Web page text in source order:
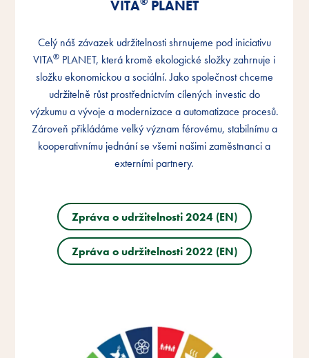
VITA PLANET
Celý náš závazek udržitelnosti shrnujeme pod iniciativu
VITA® PLANET, která kromě ekologické složky zahrnuje i
složku ekonomickou a sociální. Jako společnost chceme
udržitelně růst prostřednictvím cílených investic do
výzkumu a vývoje a modernizace a automatizace procesů.
Zároveň přikládáme velký význam férovému, stabilnímu a
kooperativnímu jednání se všemi našimi zaměstnanci a
externími partnery.
Zpráva o udržitelnosti 2024 (EN)
Zpráva o udržitelnosti 2022 (EN)
VITA PLANET
Celý náš závazek udržitelnosti shrnujeme pod iniciativu
VITA® PLANET, která kromě ekologické složky zahrnuje i
složku ekonomickou a sociální. Jako společnost chceme
udržitelně růst prostřednictvím cílených investic do
výzkumu a vývoje a modernizace a automatizace procesů.
Zároveň přikládáme velký význam férovému, stabilnímu a
kooperativnímu jednání se všemi našimi zaměstnanci a
externími partnery.
Zpráva o udržitelnosti 2024 (EN)
Zpráva o udržitelnosti 2022 (EN)
VITA PLANET
Celý náš závazek udržitelnosti shrnujeme pod iniciativu
VITA® PLANET, která kromě ekologické složky zahrnuje i
složku ekonomickou a sociální. Jako společnost chceme
udržitelně růst prostřednictvím cílených investic do
výzkumu a vývoje a modernizace a automatizace procesů.
Zároveň přikládáme velký význam férovému, stabilnímu a
kooperativnímu jednání se všemi našimi zaměstnanci a
externími partnery.
Zpráva o udržitelnosti 2024 (EN)
Zpráva o udržitelnosti 2022 (EN)